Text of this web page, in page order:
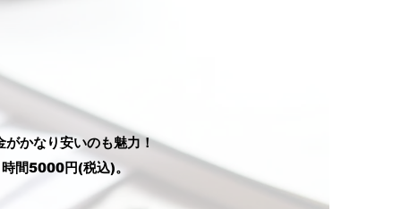
かなり安いのも魅力！
間5000円(税込)。